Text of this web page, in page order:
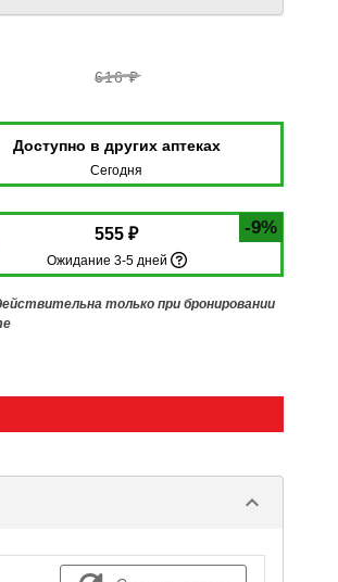
616 ₽
Доступно в других аптеках
Сегодня
-9%
555 ₽
Ожидание 3-5 дней
только при бронировании
keyboard_arrow_down